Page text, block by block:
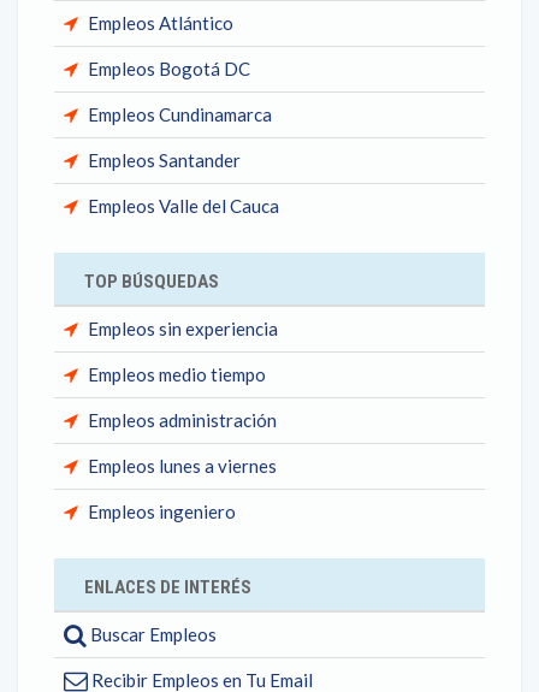
Empleos Atlántico
Empleos Bogotá DC
Empleos Cundinamarca
Empleos Santander
Empleos Valle del Cauca
TOP BÚSQUEDAS
Empleos sin experiencia
Empleos medio tiempo
Empleos administración
Empleos lunes a viernes
Empleos ingeniero
ENLACES DE INTERÉS
Buscar Empleos
Recibir Empleos en Tu Email